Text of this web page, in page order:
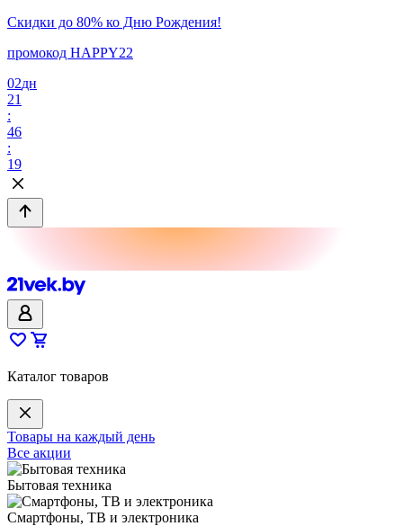
Скидки до 80% ко Дню Рождения!
промокод HAPPY22
02дн
21
:
46
:
19
Каталог товаров
Товары на каждый день
Все акции
Бытовая техника
Смартфоны, ТВ и электроника